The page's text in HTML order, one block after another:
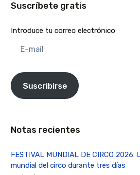
Suscríbete gratis
Introduce tu correo electrónico
mail
Suscribirse
Notas recientes
FESTIVAL MUNDIAL DE CIRCO 2026:
mundial del circo durante tres días